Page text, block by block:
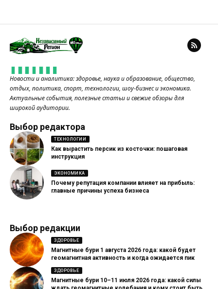
Новости и аналитика: здоровье, наука и образование, общество,
отдых, политика, спорт, технологии, шоу-бизнес и экономика.
Актуальные события, полезные статьи и свежие обзоры для
широкой аудитории.
Выбор редактора
ТЕХНОЛОГИИ
Как вырастить персик из косточки: пошаговая
инструкция
ЭКОНОМИКА
Почему репутация компании влияет на прибыль:
главные причины успеха бизнеса
Выбор редакции
ЗДОРОВЬЕ
Магнитные бури 1 августа 2026 года: какой будет
геомагнитная активность и когда ожидается пик
ЗДОРОВЬЕ
Магнитные бури 10–11 июля 2026 года: какой силы